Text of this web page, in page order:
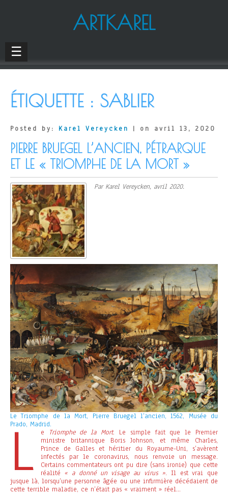
ARTKAREL
☰
ÉTIQUETTE : SABLIER
Posted by: Karel Vereycken | on avril 13, 2020
PIERRE BRUEGEL L’ANCIEN, PÉTRARQUE
ET LE « TRIOMPHE DE LA MORT »
Par Karel Vereycken, avril 2020.
Le Triomphe de la Mort, Pierre Bruegel l’ancien, 1562, Musée du
Prado, Madrid.
L e Triomphe de la Mort. Le simple fait que le Premier
ministre britannique Boris Johnson, et même Charles,
Prince de Galles et héritier du Royaume-Uni, s’avèrent
infectés par le coronavirus, nous renvoie un message.
Certains commentateurs ont pu dire (sans ironie) que cette
réalité « a donné un visage au virus ». Il est vrai que
jusque là, lorsqu’une personne âgée ou une infirmière décédaient de
cette terrible maladie, ce n’était pas « vraiment » réel…